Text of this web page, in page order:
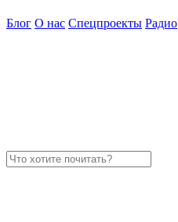
Блог О нас Спецпроекты Радио